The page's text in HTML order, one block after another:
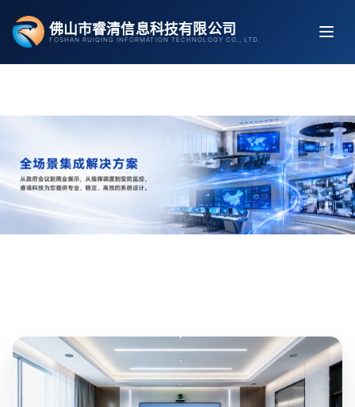
容
佛山市睿清信息科技有限公司
FOSHAN RUIQING INFORMATION TECHNOLOGY CO., LTD.